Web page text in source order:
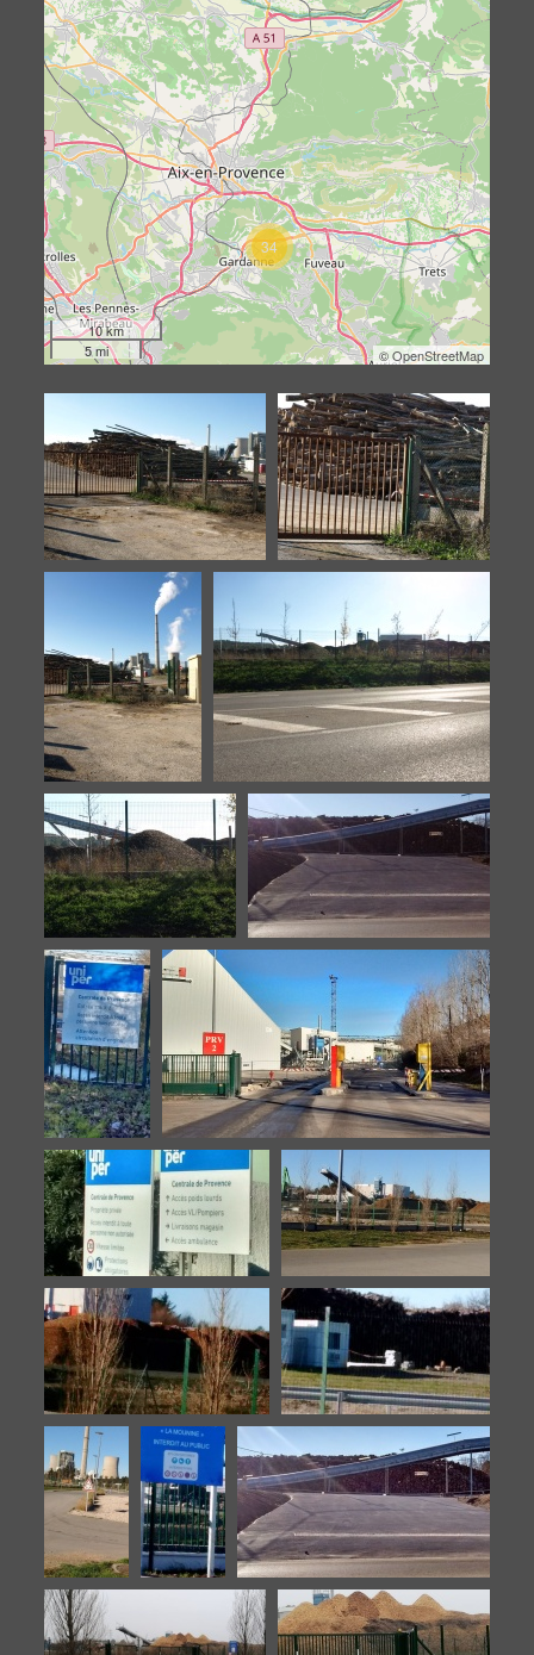
34
10 km
5 mi
©OpenStreetMap
Biomasse-20151106-3
Biomasse-
20151106-5
Biomasse-20151106-6
Biomasse-20151106-7 Biomasse-20160902-10
Biomasse-
20160902-
11
Biomasse-20160902-12
Biomasse-20160902-13 Biomasse-20160902-4
Biomasse-20160902-5 Biomasse-20160902-6
Biomasse-
20160902-20160902-
Biomasse-20160902-9